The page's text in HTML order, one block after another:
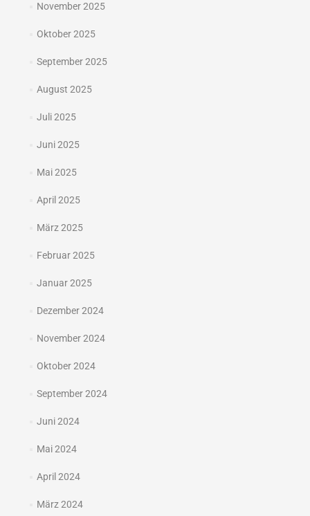
November 2025
Oktober 2025
September 2025
August 2025
Juli 2025
Juni 2025
Mai 2025
April 2025
März 2025
Februar 2025
Januar 2025
Dezember 2024
November 2024
Oktober 2024
September 2024
Juni 2024
Mai 2024
April 2024
März 2024